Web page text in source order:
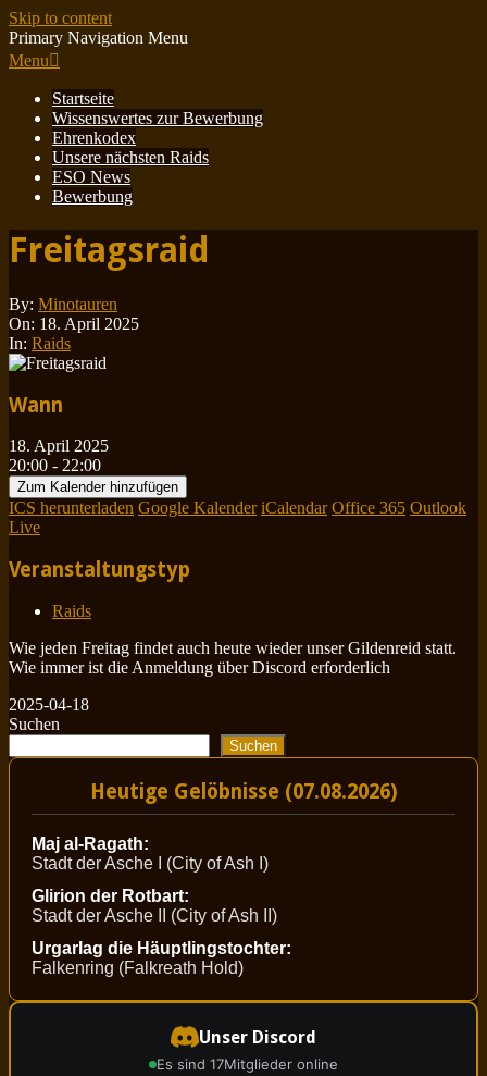
Skip to content
Primary Navigation Menu
Menu
Startseite
Wissenswertes zur Bewerbung
Ehrenkodex
Unsere nächsten Raids
ESO News
Bewerbung
Freitagsraid
By: Minotauren
On: 18. April 2025
In: Raids
Wann
18. April 2025
20:00 - 22:00
Zum Kalender hinzufügen
ICS herunterladen Google Kalender iCalendar Office 365 Outlook
Live
Veranstaltungstyp
Raids
Wie jeden Freitag findet auch heute wieder unser Gildenreid statt.
Wie immer ist die Anmeldung über Discord erforderlich
2025-04-18
Suchen
Suchen
Heutige Gelöbnisse (07.08.2026)
Maj al-Ragath:
Stadt der Asche I (City of Ash I)
Glirion der Rotbart:
Stadt der Asche II (City of Ash II)
Urgarlag die Häuptlingstochter:
Falkenring (Falkreath Hold)
Unser Discord
Es sind 17Mitglieder online